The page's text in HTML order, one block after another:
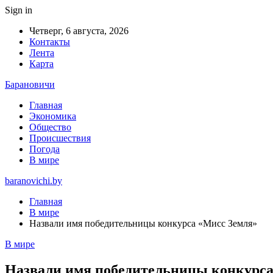
Sign in
Четверг, 6 августа, 2026
Контакты
Лента
Карта
Барановичи
Главная
Экономика
Общество
Происшествия
Погода
В мире
baranovichi.by
Главная
В мире
Назвали имя победительницы конкурса «Мисс Земля»
В мире